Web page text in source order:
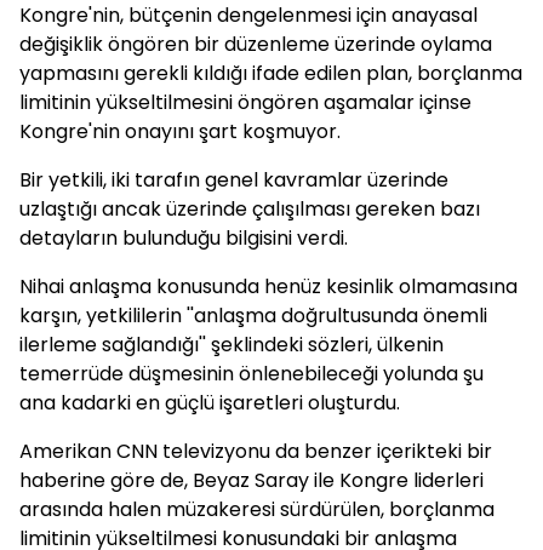
Kongre'nin, bütçenin dengelenmesi için anayasal
değişiklik öngören bir düzenleme üzerinde oylama
yapmasını gerekli kıldığı ifade edilen plan, borçlanma
limitinin yükseltilmesini öngören aşamalar içinse
Kongre'nin onayını şart koşmuyor.
Bir yetkili, iki tarafın genel kavramlar üzerinde
uzlaştığı ancak üzerinde çalışılması gereken bazı
detayların bulunduğu bilgisini verdi.
Nihai anlaşma konusunda henüz kesinlik olmamasına
karşın, yetkililerin ''anlaşma doğrultusunda önemli
ilerleme sağlandığı'' şeklindeki sözleri, ülkenin
temerrüde düşmesinin önlenebileceği yolunda şu
ana kadarki en güçlü işaretleri oluşturdu.
Amerikan CNN televizyonu da benzer içerikteki bir
haberine göre de, Beyaz Saray ile Kongre liderleri
arasında halen müzakeresi sürdürülen, borçlanma
limitinin yükseltilmesi konusundaki bir anlaşma